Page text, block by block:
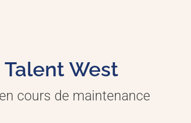
Talent West
cours de maintenance